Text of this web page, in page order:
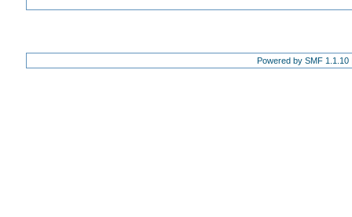
Powered by SMF 1.1.10